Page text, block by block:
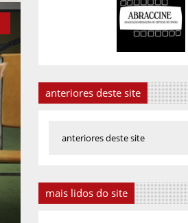
anteriores deste site
mais lidos do site